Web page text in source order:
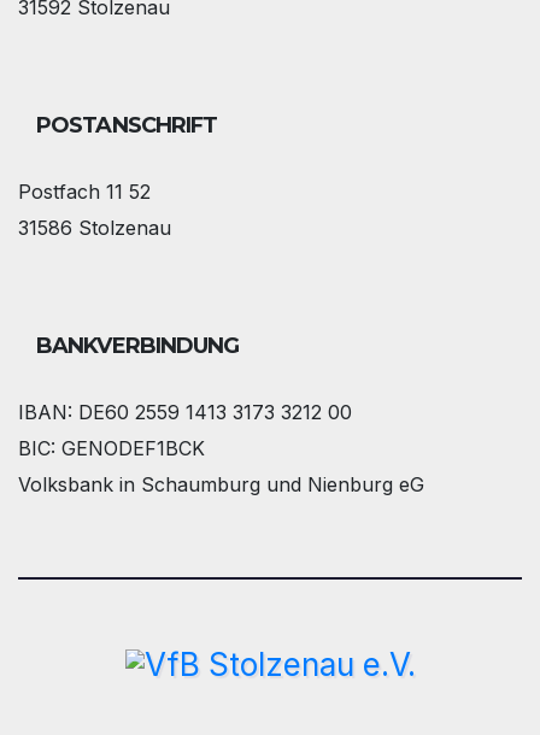
31592 Stolzenau
POSTANSCHRIFT
Postfach 11 52
31586 Stolzenau
BANKVERBINDUNG
IBAN: DE60 2559 1413 3173 3212 00
BIC: GENODEF1BCK
Volksbank in Schaumburg und Nienburg eG